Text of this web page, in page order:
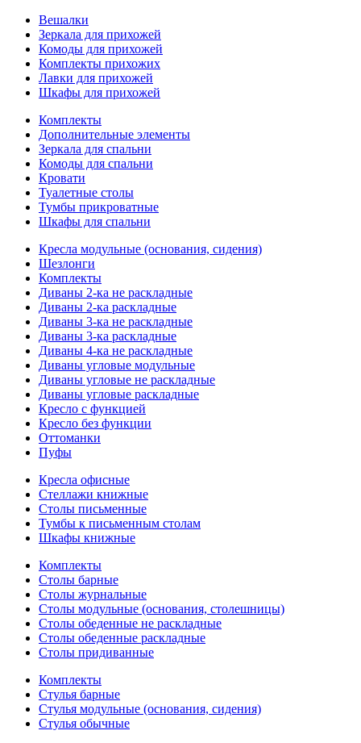
Вешалки
Зеркала для прихожей
Комоды для прихожей
Комплекты прихожих
Лавки для прихожей
Шкафы для прихожей
Комплекты
Дополнительные элементы
Зеркала для спальни
Комоды для спальни
Кровати
Туалетные столы
Тумбы прикроватные
Шкафы для спальни
Кресла модульные (основания, сидения)
Шезлонги
Комплекты
Диваны 2-ка не раскладные
Диваны 2-ка раскладные
Диваны 3-ка не раскладные
Диваны 3-ка раскладные
Диваны 4-ка не раскладные
Диваны угловые модульные
Диваны угловые не раскладные
Диваны угловые раскладные
Кресло с функцией
Кресло без функции
Оттоманки
Пуфы
Кресла офисные
Стеллажи книжные
Столы письменные
Тумбы к письменным столам
Шкафы книжные
Комплекты
Столы барные
Столы журнальные
Столы модульные (основания, столешницы)
Столы обеденные не раскладные
Столы обеденные раскладные
Столы придиванные
Комплекты
Стулья барные
Стулья модульные (основания, сидения)
Стулья обычные